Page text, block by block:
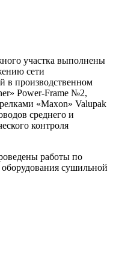
участка выполнены
сети
в производственном
Power-Frame №2,
«Maxon» Valupak
среднего и
контроля
работы по
сушильной